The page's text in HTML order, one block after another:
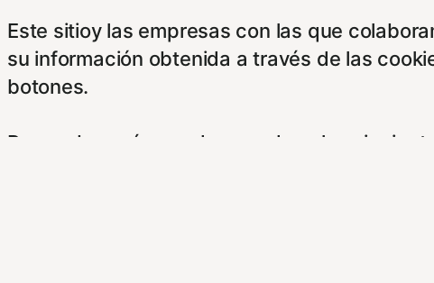
Este sitioy las empresas con las que
su información obtenida a través de las
botones.
Para saber más puede acceder a los